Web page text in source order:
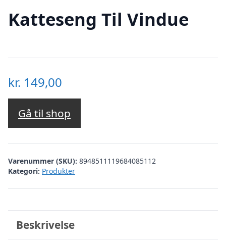
Katteseng Til Vindue
kr. 149,00
Gå til shop
Varenummer (SKU): 8948511119684085112
Kategori: Produkter
Beskrivelse